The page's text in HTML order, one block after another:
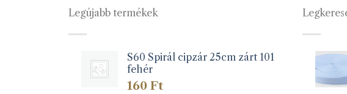
Legújabb termékek
S60 Spirál cipzár 25cm zárt 101
fehér
160 Ft